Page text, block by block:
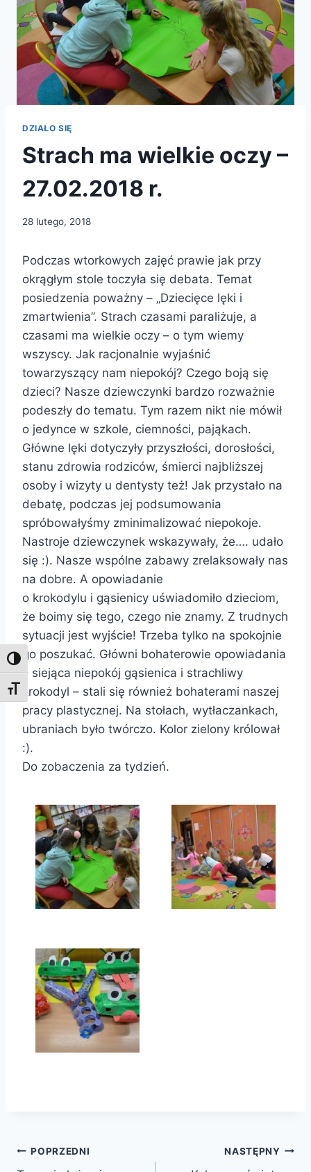
Toggle High Contrast
Toggle Font size
DZIAŁO SIĘ
Strach ma wielkie oczy –
27.02.2018 r.
28 lutego, 2018
Podczas wtorkowych zajęć prawie jak przy
okrągłym stole toczyła się debata. Temat
posiedzenia poważny – „Dziecięce lęki i
zmartwienia”. Strach czasami paraliżuje, a
czasami ma wielkie oczy – o tym wiemy
wszyscy. Jak racjonalnie wyjaśnić
towarzyszący nam niepokój? Czego boją się
dzieci? Nasze dziewczynki bardzo rozważnie
podeszły do tematu. Tym razem nikt nie mówił
o jedynce w szkole, ciemności, pająkach.
Główne lęki dotyczyły przyszłości, dorosłości,
stanu zdrowia rodziców, śmierci najbliższej
osoby i wizyty u dentysty też! Jak przystało na
debatę, podczas jej podsumowania
spróbowałyśmy zminimalizować niepokoje.
Nastroje dziewczynek wskazywały, że…. udało
się :). Nasze wspólne zabawy zrelaksowały nas
na dobre. A opowiadanie
o krokodylu i gąsienicy uświadomiło dzieciom,
że boimy się tego, czego nie znamy. Z trudnych
sytuacji jest wyjście! Trzeba tylko na spokojnie
go poszukać. Główni bohaterowie opowiadania
– siejąca niepokój gąsienica i strachliwy
krokodyl – stali się również bohaterami naszej
pracy plastycznej. Na stołach, wytłaczankach,
ubraniach było twórczo. Kolor zielony królował
:).
Do zobaczenia za tydzień.
Nawigacja
POPRZEDNI NASTĘPNY